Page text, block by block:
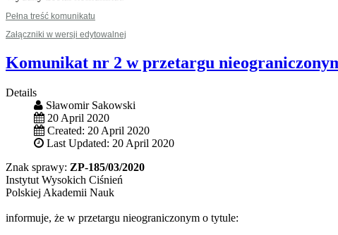
Pełna treść komunikatu
Załączniki w wersji edytowalnej
Komunikat nr 2 w przetargu
Details
Sławomir Sakowski
20 April 2020
Created: 20 April 2020
Last Updated: 20 April 2020
Znak sprawy: ZP-185/03/2020
Instytut Wysokich Ciśnień
Polskiej Akademii Nauk
informuje, że w przetargu nieograniczonym o tytule: